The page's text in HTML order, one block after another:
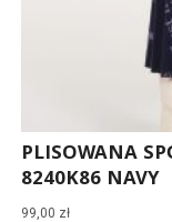
PLISOWANA
8240K86 NAVY
99,00 zł